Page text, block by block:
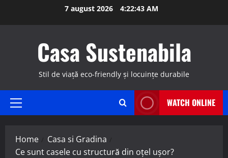
7 august 2026 4:22:44 AM
Casa Sustenabila
Stil de viață eco-friendly și locuințe durabile
Primary
WATCH ONLINE
Home
Casa si Gradina
Ce sunt casele cu structură din oțel ușor?